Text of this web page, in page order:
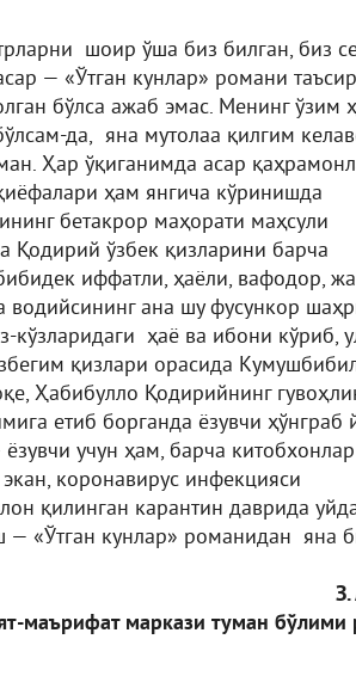
шоир ўша биз билган, биз
— «Ўтган кунлар» романи
бўлса ажаб эмас. Менинг ўзим
да, яна мутолаа қилгим
Ҳар ўқиганимда асар
ҳам янгича кўринишда
бетакрор маҳорати маҳсули
Қодирий ўзбек қизларини барча
иффатли, ҳаёли, вафодор,
ана шу фусункор
кўзларидаги ҳаё ва ибони кўриб,
қизлари орасида
Ҳабибулло Қодирийнинг
етиб борганда ёзувчи ҳўнграб
учун ҳам, барча
коронавирус инфекцияси
қилинган карантин даврида
— «Ўтган кунлар» романидан яна
З.
маърифат маркази туман бўлими